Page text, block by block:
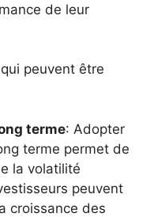
de leur
peuvent être
terme: Adopter
terme permet de
la volatilité
peuvent
croissance des